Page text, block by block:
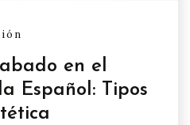
en el
Español: Tipos